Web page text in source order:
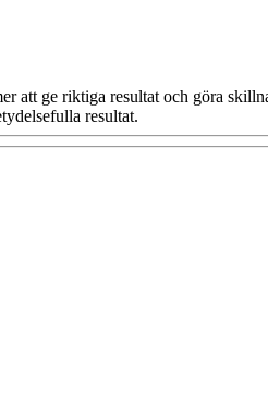
att ge riktiga resultat och göra
resultat.